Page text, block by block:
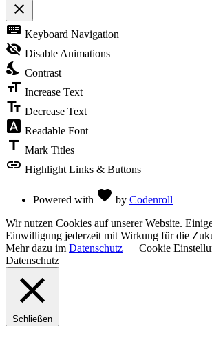
close
Toggle
the
visibility
of
Accessibility
Toolbar
keyboard Keyboard Navigation
visibility_off Disable Animations
nights_stay Contrast
format_size Increase Text
text_fields Decrease Text
font_download Readable Font
title Mark Titles
link Highlight Links & Buttons
Powered with favorite by Codenroll
Wir nutzen Cookies auf unserer Website.
Einwilligung jederzeit mit Wirkung für die
Mehr dazu im Datenschutz Cookie
Datenschutz
Schließen